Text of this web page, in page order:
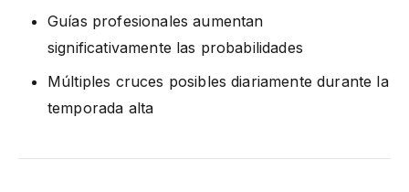
Guías profesionales aumentan
significativamente las probabilidades
Múltiples cruces posibles diariamente durante la
temporada alta